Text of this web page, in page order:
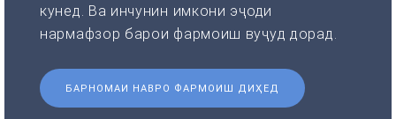
кунед. Ва инчунин имкони эҷоди
нармафзор барои фармоиш вуҷуд дорад.
БАРНОМАИ НАВРО ФАРМОИШ ДИҲЕД